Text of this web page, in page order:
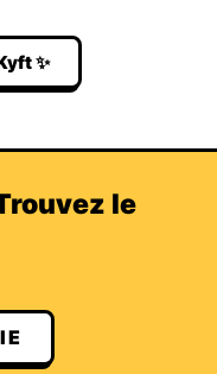
✨
le